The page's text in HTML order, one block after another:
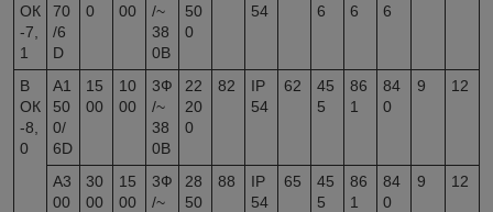
ОК
-7,
1
70
/6
D
0
00
/~
38
0В
50
0
54
6
6
6
В
ОК
-8,
0
A1
50
0/
6D
15
00
10
00
3Ф
/~
38
0В
22
20
0
82
IP
54
62
45
5
86
1
84
0
9 12
A3
00
30
00
15
00
3Ф
/~
28
50
88
IP
54
65
45
5
86
1
84
0
9 12